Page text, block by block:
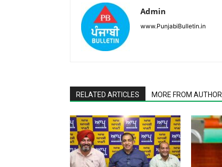
Admin
www.PunjabiBulletin.in
RELATED ARTICLES MORE FROM AUTHOR